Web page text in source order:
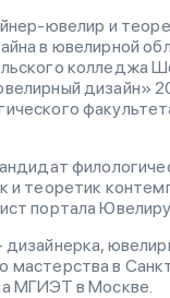
ювелир и
в ювелирной
колледжа
дизайн»
и теоретик
портала
мастерства в
МГИЭТ в Москве.